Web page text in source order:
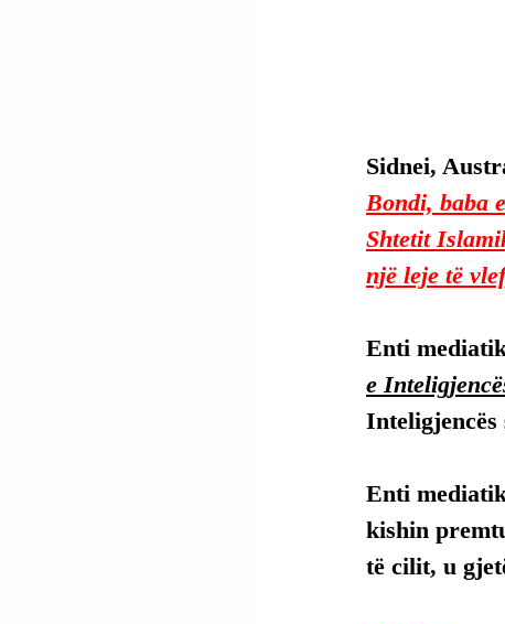
Sidnei,
Bondi, baba
Shtetit
një leje të
Enti
e
Inteligjencës
Enti
kishin
të cilit, u